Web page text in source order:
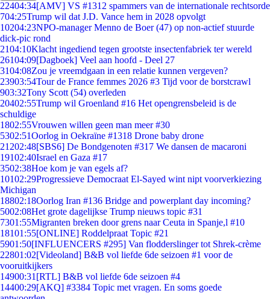
22404:34[AMV] VS #1312 spammers van de internationale rechtsorde
704:25Trump wil dat J.D. Vance hem in 2028 opvolgt
10204:23NPO-manager Menno de Boer (47) op non-actief stuurde
dick-pic rond
2104:10Klacht ingediend tegen grootste insectenfabriek ter wereld
26104:09[Dagboek] Veel aan hoofd - Deel 27
3104:08Zou je vreemdgaan in een relatie kunnen vergeven?
23903:54Tour de France femmes 2026 #3 Tijd voor de borstcrawl
903:32Tony Scott (54) overleden
20402:55Trump wil Groenland #16 Het opengrensbeleid is de
schuldige
1802:55Vrouwen willen geen man meer #30
5302:51Oorlog in Oekraïne #1318 Drone baby drone
21202:48[SBS6] De Bondgenoten #317 We dansen de macaroni
19102:40Israel en Gaza #17
3502:38Hoe kom je van egels af?
10102:29Progressieve Democraat El-Sayed wint nipt voorverkiezing
Michigan
18802:18Oorlog Iran #136 Bridge and powerplant day incoming?
5002:08Het grote dagelijkse Trump nieuws topic #31
7301:55Migranten breken door grens naar Ceuta in Spanje,l #10
18101:55[ONLINE] Roddelpraat Topic #21
5901:50[INFLUENCERS #295] Van flodderslinger tot Shrek-crème
22801:02[Videoland] B&B vol liefde 6de seizoen #1 voor de
vooruitkijkers
14900:31 [RTL] B&B vol liefde 6de seizoen #4
14400:29[AKQ] #3384 Topic met vragen. En soms goede